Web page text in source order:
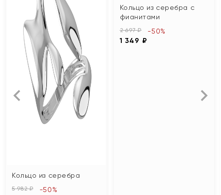
Кольцо из серебра
5 982 ₽ -50%
Кольцо из серебра с
фианитами
2 697 ₽
1 349 ₽
-50%